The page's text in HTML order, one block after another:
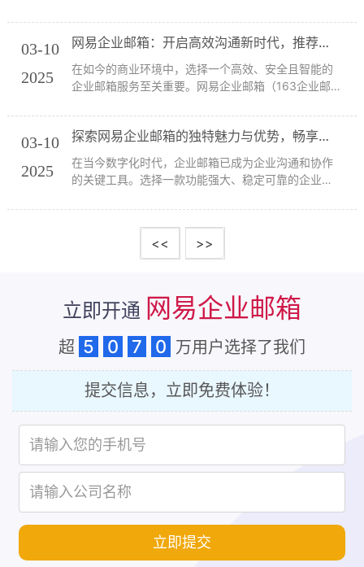
众多企业邮箱服务中，网易企业邮箱以其卓越的功能
和独特的优势，赢得了众多企业的青睐。本文将详细
探讨...
03-10
2025
网易企业邮箱：开启高效沟通新时代，推荐理由与特色功能详解
在如今的商业环境中，选择一个高效、安全且智能的
企业邮箱服务至关重要。网易企业邮箱（163企业邮
的不二之选。本文将详细介绍网易企业邮箱的特色功
能及其优势，并探讨为什么推荐网易企业邮箱作为企
业...
03-10
2025
探索网易企业邮箱的独特魅力与优势，畅享高效办公体验推荐理由
在当今数字化时代，企业邮箱已成为企业沟通和协作
的关键工具。选择一款功能强大、稳定可靠的企业邮
的长远发展提供强有力的保障。在众多企业邮箱服务
中，网易企业邮箱以其卓越的功能和显著的优势，成
<< >>
立即开通 网易企业邮箱
超 5 0 7 0 万用户选择了我们
提交信息，立即免费体验！
立即提交